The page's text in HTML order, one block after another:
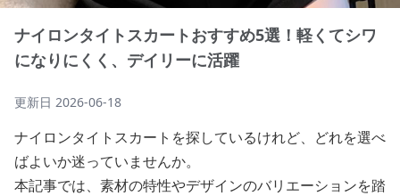
ナイロンタイトスカートおすすめ5選！軽くてシワ
になりにくく、デイリーに活躍
更新日 2026-06-18
ナイロンタイトスカートを探しているけれど、どれを選べ
ばよいか迷っていませんか。
本記事では、素材の特性やデザインのバリエーションを踏